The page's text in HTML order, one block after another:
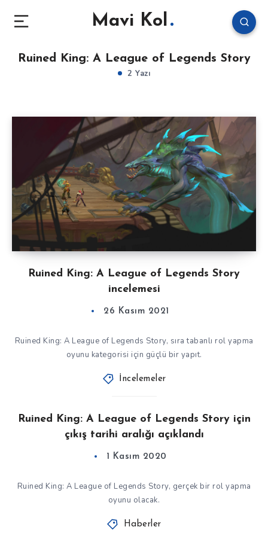
Mavi Kol
Ruined King: A League of Legends Story
2 Yazı
Ruined King: A League of Legends Story
incelemesi
26 Kasım 2021
Ruined King: A League of Legends Story, sıra tabanlı rol yapma
oyunu kategorisi için güçlü bir yapıt.
İncelemeler
Ruined King: A League of Legends Story için
çıkış tarihi aralığı açıklandı
1 Kasım 2020
Ruined King: A League of Legends Story, gerçek bir rol yapma
oyunu olacak.
Haberler